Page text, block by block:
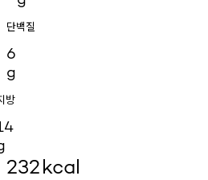
단백질
6
g
방
232kcal